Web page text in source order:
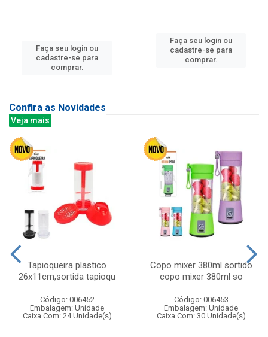
Faça seu login ou
cadastre-se para
comprar.
Faça seu login ou
cadastre-se para
comprar.
Confira as Novidades
Veja mais
Tapioqueira plastico
26x11cm,sortida tapioqu
Código: 006452
Embalagem: Unidade
Caixa Com: 24 Unidade(s)
Copo mixer 380ml sortido
copo mixer 380ml so
Código: 006453
Embalagem: Unidade
Caixa Com: 30 Unidade(s)